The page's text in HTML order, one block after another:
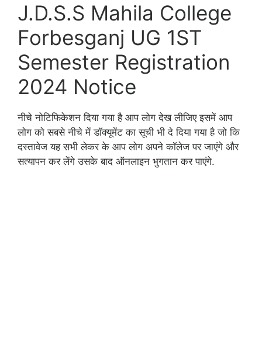
J.D.S.S Mahila College
Forbesganj UG 1ST
Semester Registration
2024 Notice
नीचे नोटिफिकेशन दिया गया है आप लोग देख लीजिए इसमें आप
लोग को सबसे नीचे में डॉक्यूमेंट का सूची भी दे दिया गया है जो कि
दस्तावेज यह सभी लेकर के आप लोग अपने कॉलेज पर जाएंगे और
सत्यापन कर लेंगे उसके बाद ऑनलाइन भुगतान कर पाएंगे.